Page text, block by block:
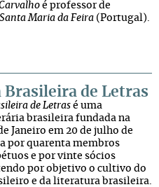
é professor de
Santa Maria da Feira (Portugal).
Brasileira de Letras
de Letras é uma
brasileira fundada na
Janeiro em 20 de julho de
por quarenta membros
e por vinte sócios
por objetivo o cultivo do
e da literatura brasileira.